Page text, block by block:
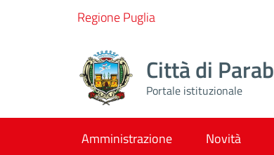
Vai ai contenutiRegione Puglia
Città di
Portale istituzionale
Amministrazione Novità